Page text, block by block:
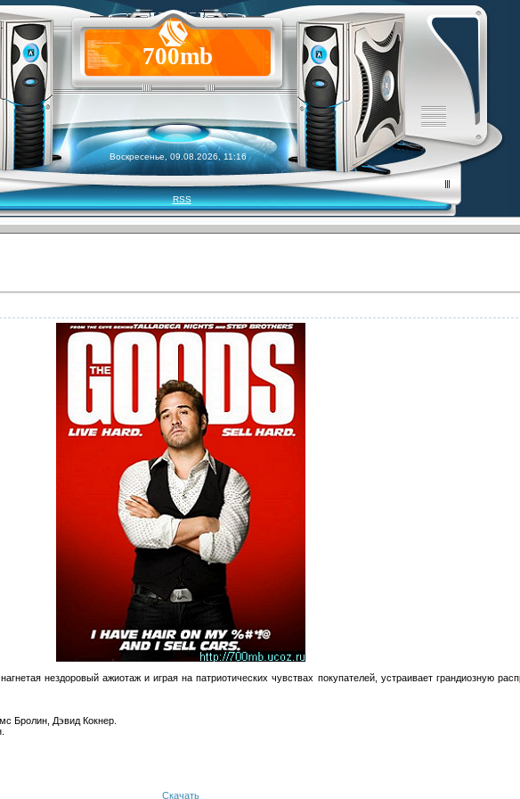
700mb
Воскресенье, 09.08.2026, 11:16
RSS
нездоровый ажиотаж и играя на патриотических чувствах покупателей, устраивает грандиозную
Бролин, Дэвид Кокнер.
Скачать